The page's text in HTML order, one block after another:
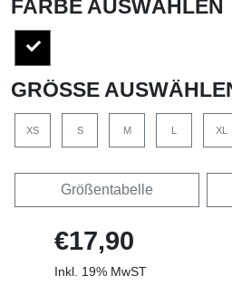
FARBE AUSWÄHLEN
GRÖSSE AUSWÄHLEN
XS S M XL
Größentabelle
€17,90
Inkl. 19% MwST